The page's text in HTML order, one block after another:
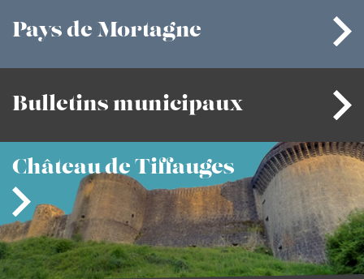
Pays de Mortagne
Bulletins municipaux
Châteaude Tiffauges